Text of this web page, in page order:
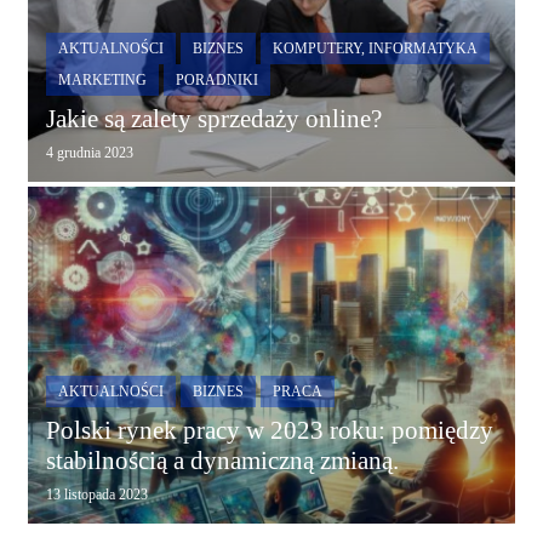
AKTUALNOŚCI BIZNES
KOMPUTERY, INFORMATYKA
MARKETING
PORADNIKI
Jakie są zalety sprzedaży online?
4 grudnia 2023
AKTUALNOŚCI BIZNES PRACA
Polski rynek pracy w 2023 roku: pomiędzy
stabilnością a dynamiczną zmianą.
13 listopada 2023